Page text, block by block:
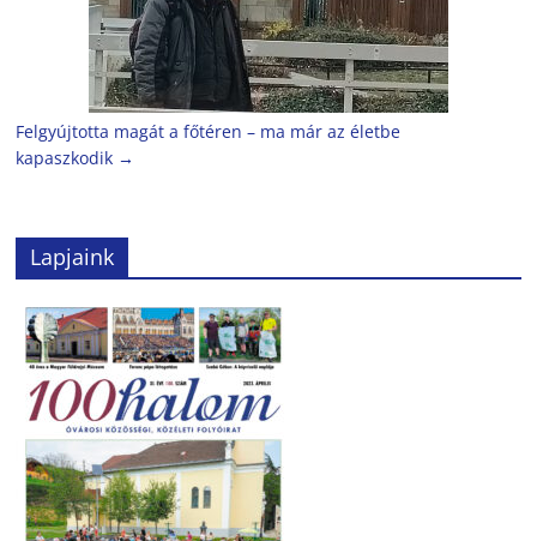
Felgyújtotta magát a főtéren – ma már az életbe
kapaszkodik →
Lapjaink